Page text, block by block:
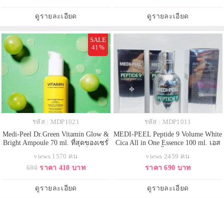
ไทด์ 9 ชนิด ช่วยเสริมสร้างความ
ยืดหยุ่น เติมเต็มความชุ่น
ดูรายละเอียด
Lif-tox สูตรนี้ Best seller สาวเกาหลี
คือรีบใช้เพื่อป้องกัน
ดูรายละเอียด
SALE
41%
รหัส : MDP1021
Medi-Peel Dr.Green Vitamin Glow &
Bright Ampoule 70 ml. ที่สุดของเซรั่
แนะนำค่าา สาวๆ คนไหนผิวแพ้ง่าย
มีรอยดำ ฝ้ากระ รอยแดงสิวกวนใจ
ของวิตามินซี และไนอะซินาไมด์ 5%
ช่วยให้ผิวกระจ่างใส แข็งแรง แถม
views 1570 คน
690 ราคา 410 บาท
ดูรายละเอียด
รหัส : MDP1011
MEDI-PEEL Peptide 9 Volume White
Cica All in One Essence 100 ml. เอส
กระจ่างใส+ผิวฟูอิ่มน้ำสูตรเอสเซ้นส์
ที่ให้ความชุ่มชื้นเพิ่มความชุ่มชื้นเป็น
บรรเทาผิวที่ระคายเคืองและระคาย
เคือง + ผู้ที่ผิวแดง
views 2459 คน
ราคา 690 บาท
ดูรายละเอียด